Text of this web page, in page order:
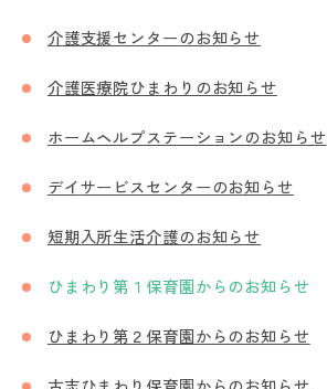
介護支援センターのお知らせ
介護医療院ひまわりのお知らせ
ホームヘルプステーションのお知らせ
デイサービスセンターのお知らせ
短期入所生活介護のお知らせ
ひまわり第１保育園からのお知らせ
ひまわり第２保育園からのお知らせ